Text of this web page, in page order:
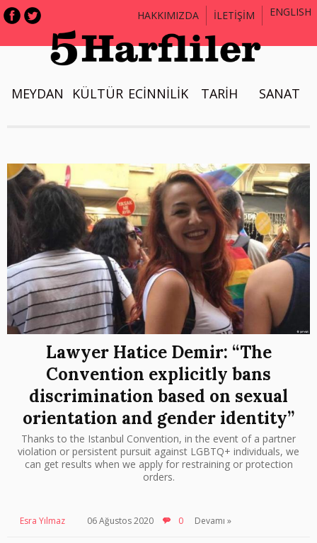
HAKKIMIZDA İLETİŞİM ENGLISH
MEYDAN KÜLTÜR ECİNNİLİK TARİH SANAT
Lawyer Hatice Demir: “The
Convention explicitly bans
discrimination based on sexual
orientation and gender identity”
Thanks to the Istanbul Convention, in the event of a partner
violation or persistent pursuit against LGBTQ+ individuals, we
can get results when we apply for restraining or protection
orders.
Esra Yılmaz 06 Ağustos 2020 0 Devamı »